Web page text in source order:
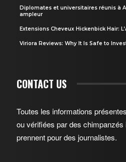
Diplomates et universitaires réunis à
ampleur
Extensions Cheveux Hickenbick Hair:
Viriora Reviews: Why It Is Safe to
CONTACT US
Toutes les informations
ou vérifiées par des
prennent pour des journalistes.